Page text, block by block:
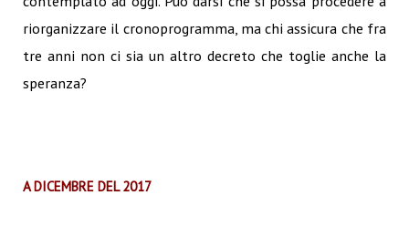
riorganizzare il cronoprogramma, ma chi assicura che fra
tre anni non ci sia un altro decreto che toglie anche la
speranza?
A DICEMBRE DEL 2017